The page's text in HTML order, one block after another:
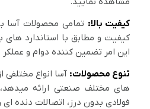
کیفیت بالا: تمامی محصولات آسا
کیفیت و مطابق با استاندارد های
این امر تضمین کننده دوام و
تنوع محصولات: آسا انواع مختلفی
های مختلف صنعتی ارائه
فولادی بدون درز، اتصالات دنده